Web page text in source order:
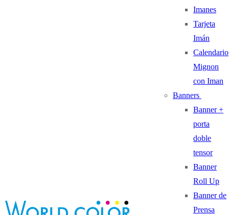
Imanes
Tarjeta
Imán
Calendario
Mignon
con Iman
Banners
Banner +
porta
doble
tensor
Banner
Roll Up
Banner de
Prensa